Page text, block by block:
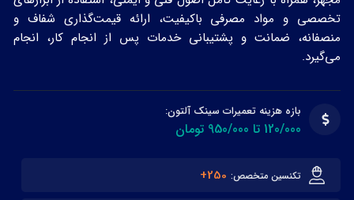
تخصصی و مواد مصرفی باکیفیت، ارائه قیمت‌گذاری شفاف و
منصفانه، ضمانت و پشتیبانی خدمات پس از انجام کار، انجام
می‌گیرد.
بازه هزینه تعمیرات سینک آلتون:
120/000 تا 950/000 تومان
تکنسین متخصص: 250+